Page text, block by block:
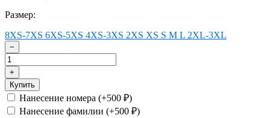
Размер:
8XS-7XS 6XS-5XS 4XS-3XS 2XS XS S M L 2XL-3XL
−
+
Купить
Нанесение номера (+500 ₽)
Нанесение фамилии (+500 ₽)